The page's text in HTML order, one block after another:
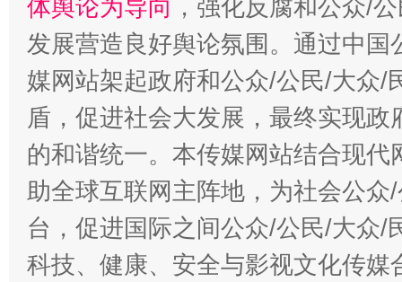
体舆论为导向 ，强化反腐和公众/
发展营造良好舆论氛围。通过中
媒网站架起政府和公众/公民/大众/
盾，促进社会大发展，最终实现
的和谐统一。本传媒网站结合现
助全球互联网主阵地，为社会公
台，促进国际之间公众/公民/大众/
科技、健康、安全与影视文化传